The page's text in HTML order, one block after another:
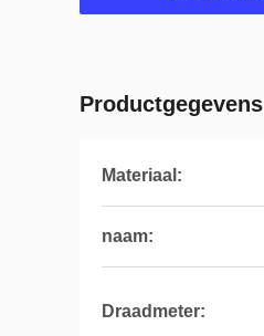
Productgegevens
Materiaal:
naam:
Draadmeter: